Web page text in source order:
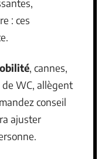
: ces
, cannes,
WC, allègent
conseil
ajuster